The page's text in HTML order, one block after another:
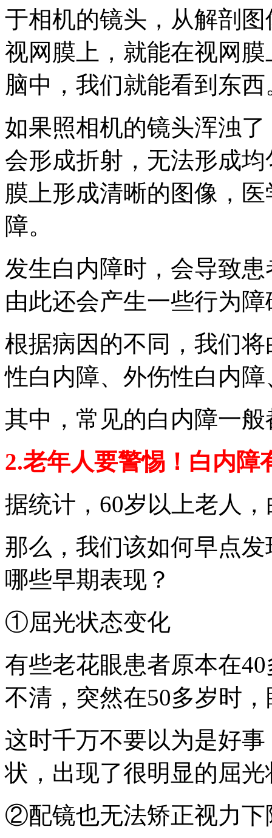
于相机的镜头，从解剖
视网膜上，就能在视网
脑中，我们就能看到东西
如果照相机的镜头浑浊
会形成折射，无法形成
膜上形成清晰的图像，
障。
发生白内障时，会导致
由此还会产生一些行为障
根据病因的不同，我们
性白内障、外伤性白内
其中，常见的白内障一
2.老年人要警惕！白内障
据统计，60岁以上老人
那么，我们该如何早点
哪些早期表现？
①屈光状态变化
有些老花眼患者原本在
不清，突然在50多岁时
这时千万不要以为是好
状，出现了很明显的屈
②配镜也无法矫正视力下